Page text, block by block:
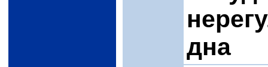
дна